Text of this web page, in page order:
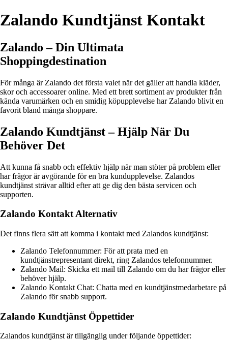
Zalando Kundtjänst Kontakt
Zalando – Din Ultimata
Shoppingdestination
För många är Zalando det första valet när det gäller att handla kläder,
skor och accessoarer online. Med ett brett sortiment av produkter från
kända varumärken och en smidig köpupplevelse har Zalando blivit en
favorit bland många shoppare.
Zalando Kundtjänst – Hjälp När Du
Behöver Det
Att kunna få snabb och effektiv hjälp när man stöter på problem eller
har frågor är avgörande för en bra kundupplevelse. Zalandos
kundtjänst strävar alltid efter att ge dig den bästa servicen och
supporten.
Zalando Kontakt Alternativ
Det finns flera sätt att komma i kontakt med Zalandos kundtjänst:
Zalando Telefonnummer: För att prata med en
kundtjänstrepresentant direkt, ring Zalandos telefonnummer.
Zalando Mail: Skicka ett mail till Zalando om du har frågor eller
behöver hjälp.
Zalando Kontakt Chat: Chatta med en kundtjänstmedarbetare på
Zalando för snabb support.
Zalando Kundtjänst Öppettider
Zalandos kundtjänst är tillgänglig under följande öppettider: